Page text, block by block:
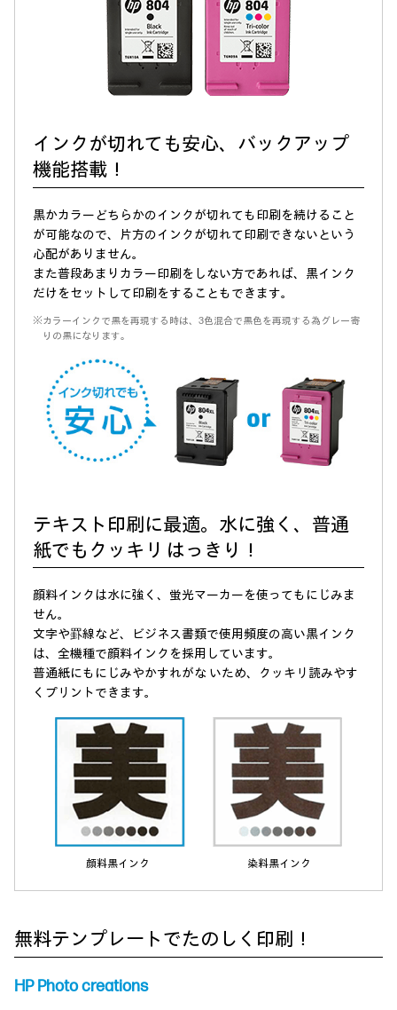
インクが切れても安心、バックアップ
機能搭載！
黒かカラーどちらかのインクが切れても印刷を続けること
が可能なので、片方のインクが切れて印刷できないという
心配がありません。
また普段あまりカラー印刷をしない方であれば、黒インク
だけをセットして印刷をすることもできます。
※カラーインクで黒を再現する時は、3色混合で黒色を再現する為グレー寄
りの黒になります。
テキスト印刷に最適。水に強く、普通
紙でもクッキリ はっきり！
顔料インクは水に強く、蛍光マーカーを使ってもにじみま
せん。
文字や罫線など、ビジネス書類で使用頻度の高い黒インク
は、全機種で顔料インクを採用しています。
普通紙にもにじみやかすれがな いため、クッキリ読みやす
くプリントできます。
顔料黒インク 染料黒インク
無料テンプレートでたのしく印刷！
HP Photo creations